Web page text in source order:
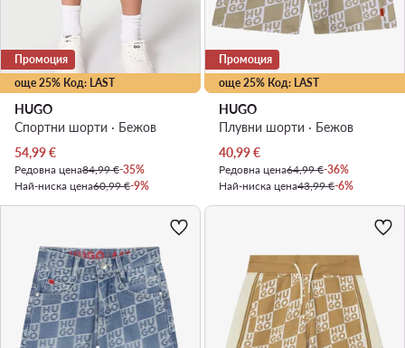
още 25% Код: LAST
Промоция
HUGO
Спортни шорти · Бежов
Актуална цена
54,99€
Редовна цена84,99 €-35%
Най-ниска цена60,99 €-9%
още 25% Код: LAST
Промоция
HUGO
Плувни шорти · Бежов
Актуална цена
40,99€
Редовна цена64,99 €-36%
Най-ниска цена43,99 €-6%